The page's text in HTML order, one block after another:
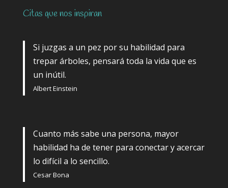
Citas que nos inspiran
Si juzgas a un pez por su habilidad para
trepar árboles, pensará toda la vida que es
un inútil.
Albert Einstein
Cuanto más sabe una persona, mayor
habilidad ha de tener para conectar y acercar
lo difícil a lo sencillo.
Cesar Bona